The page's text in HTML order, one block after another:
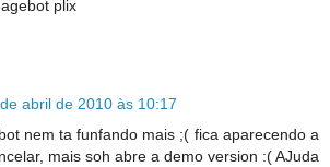
plix
abril de 2010 às 10:17
nem ta funfando mais ;( fica aparecendo a
mais soh abre a demo version :( AJuda